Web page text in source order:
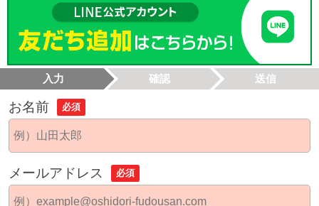
入力 確認 送信
お名前 必須
メールアドレス 必須